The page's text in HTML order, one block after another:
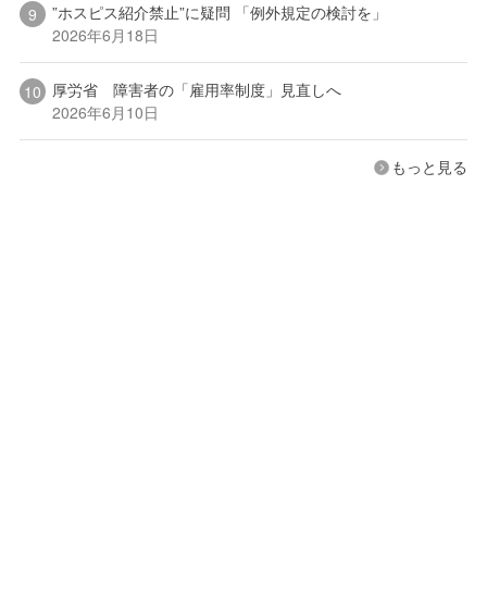
”ホスピス紹介禁止”に疑問 「例外規定の検討を」
2026年6月18日
厚労省 障害者の「雇用率制度」見直しへ
2026年6月10日
もっと見る